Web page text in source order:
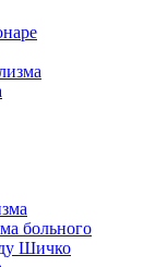
больного
Шичко